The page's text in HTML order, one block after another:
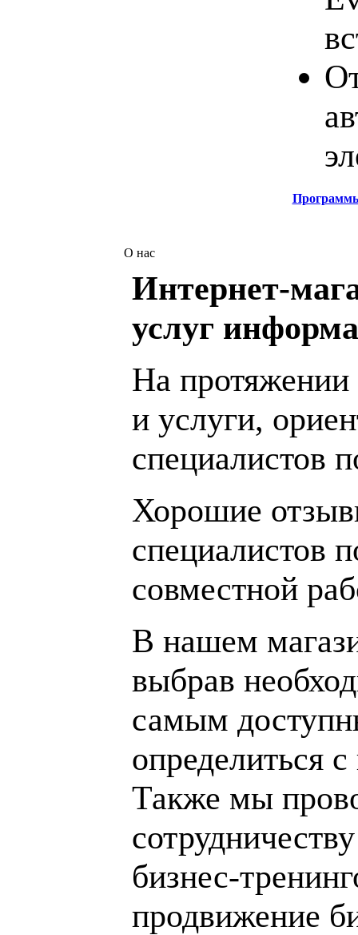
О нас
Интернет-
услуг
На протяжении
и услуги,
специалистов
Хорошие
специалистов
совместной
В нашем
выбрав
самым
определиться
Также мы
бизнес-
продвижение